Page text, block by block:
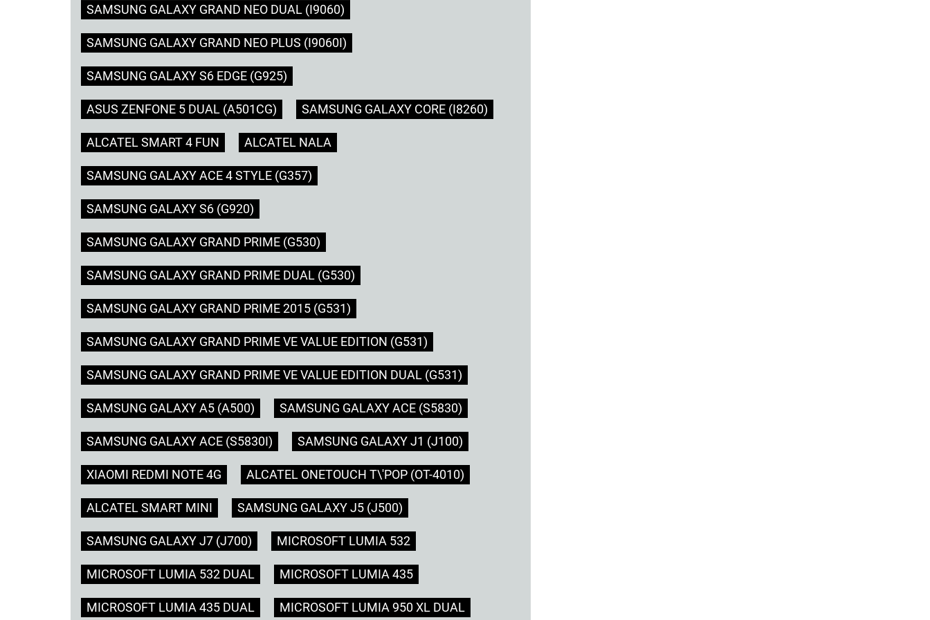
SAMSUNG GALAXY GRAND NEO DUAL (I9060)
SAMSUNG GALAXY GRAND NEO PLUS (I9060I)
SAMSUNG GALAXY S6 EDGE (G925)
ASUS ZENFONE 5 DUAL (A501CG) SAMSUNG GALAXY CORE (I8260)
ALCATEL SMART 4 FUN ALCATEL NALA
SAMSUNG GALAXY ACE 4 STYLE (G357)
SAMSUNG GALAXY S6 (G920)
SAMSUNG GALAXY GRAND PRIME (G530)
SAMSUNG GALAXY GRAND PRIME DUAL (G530)
SAMSUNG GALAXY GRAND PRIME 2015 (G531)
SAMSUNG GALAXY GRAND PRIME VE VALUE EDITION (G531)
SAMSUNG GALAXY GRAND PRIME VE VALUE EDITION DUAL (G531)
SAMSUNG GALAXY A5 (A500) SAMSUNG GALAXY ACE (S5830)
SAMSUNG GALAXY ACE (S5830I) SAMSUNG GALAXY J1 (J100)
XIAOMI REDMI NOTE 4G ALCATEL ONETOUCH T\'POP (OT-4010)
ALCATEL SMART MINI SAMSUNG GALAXY J5 (J500)
SAMSUNG GALAXY J7 (J700) MICROSOFT LUMIA 532
MICROSOFT LUMIA 532 DUAL MICROSOFT LUMIA 435
MICROSOFT LUMIA 435 DUAL MICROSOFT LUMIA 950 XL DUAL